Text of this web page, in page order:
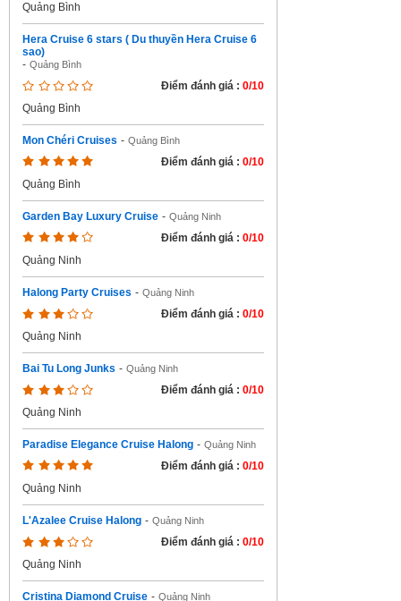
Quảng Bình
Hera Cruise 6 stars ( Du thuyền Hera Cruise 6
sao)
- Quảng Bình
Điểm đánh giá : 0/10
Quảng Bình
Mon Chéri Cruises - Quảng Bình
Điểm đánh giá : 0/10
Quảng Bình
Garden Bay Luxury Cruise - Quảng Ninh
Điểm đánh giá : 0/10
Quảng Ninh
Halong Party Cruises - Quảng Ninh
Điểm đánh giá : 0/10
Quảng Ninh
Bai Tu Long Junks - Quảng Ninh
Điểm đánh giá : 0/10
Quảng Ninh
Paradise Elegance Cruise Halong - Quảng Ninh
Điểm đánh giá : 0/10
Quảng Ninh
L'Azalee Cruise Halong - Quảng Ninh
Điểm đánh giá : 0/10
Quảng Ninh
Cristina Diamond Cruise - Quảng Ninh